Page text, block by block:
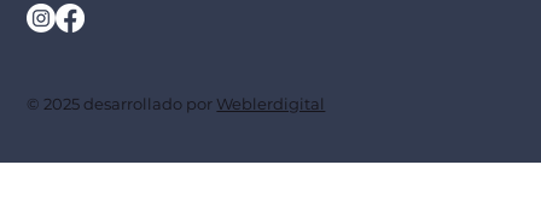
© 2025 desarrollado por Weblerdigital